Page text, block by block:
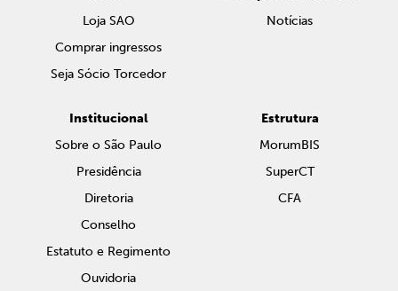
Loja SAO
Comprar ingressos
Seja Sócio Torcedor
Notícias
Institucional
Sobre o São Paulo
Presidência
Diretoria
Conselho
Estatuto e Regimento
Ouvidoria
Estrutura
MorumBIS
SuperCT
CFA